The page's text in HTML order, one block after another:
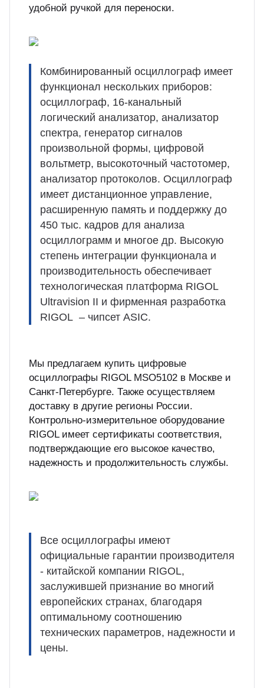
удобной ручкой для переноски.
Комбинированный осциллограф имеет
функционал нескольких приборов:
осциллограф, 16-канальный
логический анализатор, анализатор
спектра, генератор сигналов
произвольной формы, цифровой
вольтметр, высокоточный частотомер,
анализатор протоколов. Осциллограф
имеет дистанционное управление,
расширенную память и поддержку до
450 тыс. кадров для анализа
осциллограмм и многое др. Высокую
степень интеграции функционала и
производительность обеспечивает
технологическая платформа RIGOL
Ultravision II и фирменная разработка
RIGOL – чипсет ASIC.
Мы предлагаем купить цифровые
осциллографы RIGOL MSO5102 в Москве и
Санкт-Петербурге. Также осуществляем
доставку в другие регионы России.
Контрольно-измерительное оборудование
RIGOL имеет сертификаты соответствия,
подтверждающие его высокое качество,
надежность и продолжительность службы.
Все осциллографы имеют
официальные гарантии производителя
- китайской компании RIGOL,
заслужившей признание во многий
европейских странах, благодаря
оптимальному соотношению
технических параметров, надежности и
цены.